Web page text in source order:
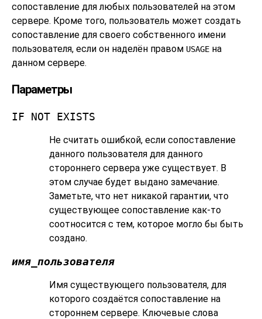
сопоставление для любых пользователей на этом
сервере. Кроме того, пользователь может создать
сопоставление для своего собственного имени
пользователя, если он наделён правом USAGE на
данном сервере.
Параметры
IF NOT EXISTS
Не считать ошибкой, если сопоставление
данного пользователя для данного
стороннего сервера уже существует. В
этом случае будет выдано замечание.
Заметьте, что нет никакой гарантии, что
существующее сопоставление как-то
соотносится с тем, которое могло бы быть
создано.
имя_пользователя
Имя существующего пользователя, для
которого создаётся сопоставление на
стороннем сервере. Ключевые слова